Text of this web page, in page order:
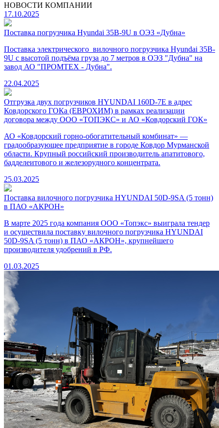
НОВОСТИ КОМПАНИИ
17.10.2025
Поставка погрузчика Hyundai 35B-9U в ОЭЗ «Дубна»
Поставка электрического вилочного погрузчика Hyundai 35B-
9U с высотой подъёма груза до 7 метров в ОЭЗ "Дубна" на
завод АО "ПРОМТЕХ - Дубна".
22.04.2025
Отгрузка двух погрузчиков HYUNDAI 160D-7E в адрес
Ковдорского ГОКа (ЕВРОХИМ) в рамках реализации
договора между ООО «ТОПЭКС» и АО «Ковдорский ГОК»
АО «Ковдорский горно-обогатительный комбинат» —
градообразующее предприятие в городе Ковдор Мурманской
области. Крупный российский производитель апатитового,
бадделеитового и железорудного концентрата.
25.03.2025
Поставка вилочного погрузчика HYUNDAI 50D-9SA (5 тонн)
в ПАО «АКРОН»
В марте 2025 года компания ООО «Топэкс» выиграла тендер
и осуществила поставку вилочного погрузчика HYUNDAI
50D-9SA (5 тонн) в ПАО «АКРОН», крупнейшего
производителя удобрений в РФ.
01.03.2025